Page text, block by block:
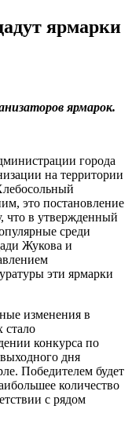
ярмарки
ярмарок.
города
на территории
это постановление
что в утвержденный
среди
Жукова и
эти ярмарки
изменения в
стало
конкурса по
дня
Победителем будет
количество
с рядом